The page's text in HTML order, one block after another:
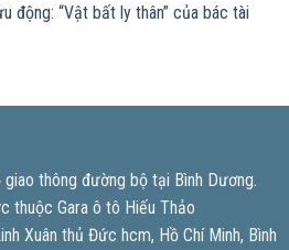
động: “Vật bất ly thân” của bác tài
thông đường bộ tại Bình Dương.
thuộc Gara ô tô Hiếu Thảo
Xuân thủ Đức hcm, Hồ Chí Minh, Bình